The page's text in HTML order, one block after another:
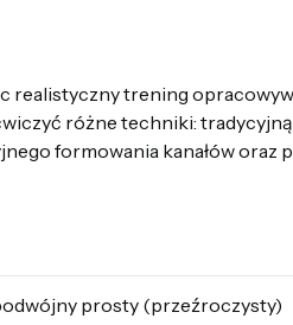
realistyczny trening
różne techniki:
formowania kanałów oraz
prosty (przeźroczysty)